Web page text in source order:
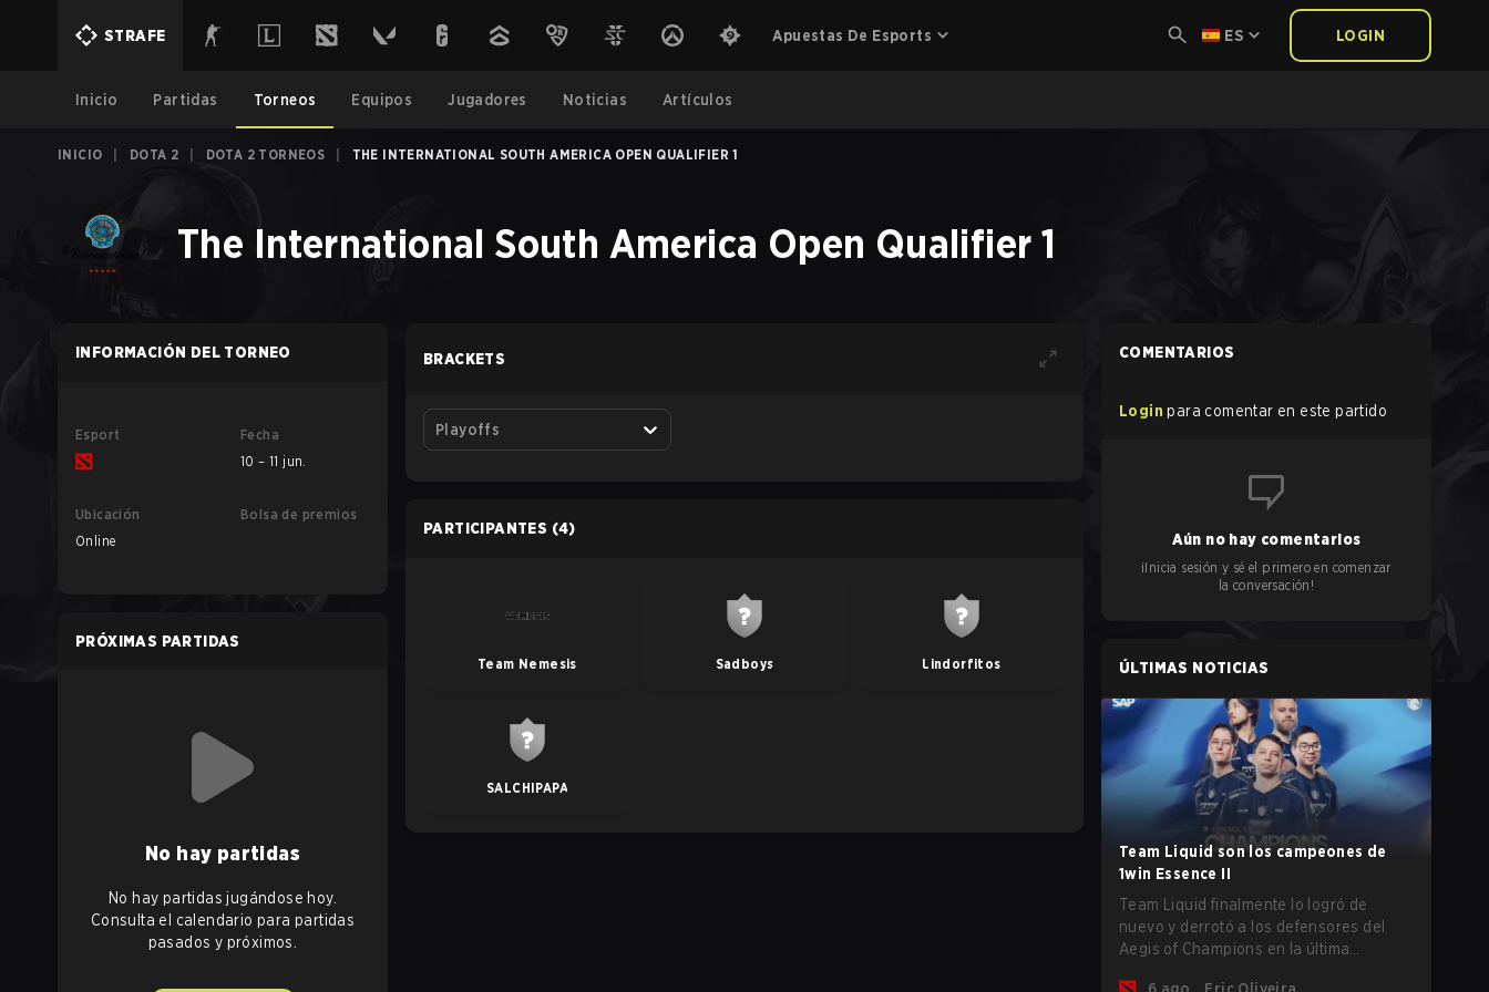
STRAFE Apuestas De Esports ES LOGIN
Inicio Partidas Torneos Equipos Jugadores Noticias Artículos
INICIO DOTA 2 DOTA 2 TORNEOS THE INTERNATIONAL SOUTH AMERICA OPEN QUALIFIER 1
The International South America Open Qualifier 1
INFORMACIÓN DEL TORNEO
Esport
Fecha
10 – 11 jun.
Ubicación
Online
Bolsa de premios
PRÓXIMAS PARTIDAS
No hay partidas
No hay partidas jugándose hoy.
Consulta el calendario para partidas
pasados y próximos.
BRACKETS
Playoffs
PARTICIPANTES (4)
Team Nemesis Sadboys Lindorfitos
SALCHIPAPA
COMENTARIOS
Login para comentar en este partido
Aún no hay comentarios
¡Inicia sesión y sé el primero en comenzar
la conversación!
ÚLTIMAS NOTICIAS
Team Liquid son los campeones de
1win Essence II
Team Liquid finalmente lo logró de
nuevo y derrotó a los defensores del
Aegis of Champions en la última